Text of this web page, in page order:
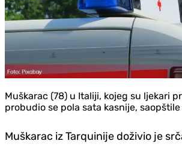
Muškarac (78) u Italiji, kojeg su ljekari
probudio se pola sata kasnije,
Muškarac iz Tarquinije doživio je